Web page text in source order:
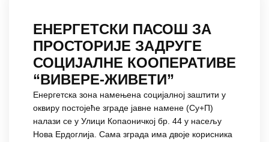
ЕНЕРГЕТСКИ ПАСОШ ЗА
ПРОСТОРИЈЕ ЗАДРУГЕ
СОЦИЈАЛНЕ КООПЕРАТИВЕ
“ВИВЕРЕ-ЖИВЕТИ”
Енергетска зона намењена социјалној заштити у
оквиру постојеће зграде јавне намене (Су+П)
налази се у Улици Копаоничкој бр. 44 у насељу
Нова Ердоглија. Сама зграда има двоје корисника